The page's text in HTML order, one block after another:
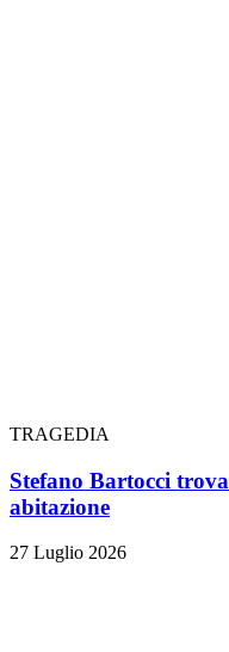
TRAGEDIA
Stefano Bartocci
abitazione
27 Luglio 2026